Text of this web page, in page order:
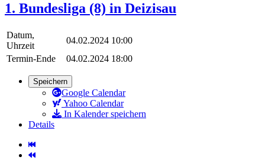
1. Bundesliga (8) in Deizisau
Datum,
Uhrzeit
04.02.2024 10:00
Termin-Ende
04.02.2024 18:00
Speichern
Google Calendar
Yahoo Calendar
In Kalender speichern
Details